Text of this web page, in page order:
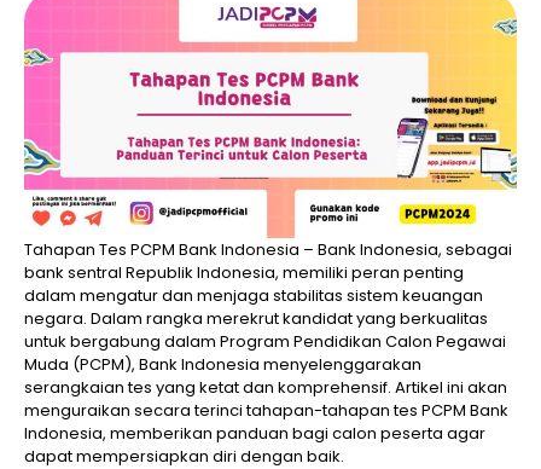
Tahapan Tes PCPM Bank Indonesia – Bank Indonesia, sebagai
bank sentral Republik Indonesia, memiliki peran penting
dalam mengatur dan menjaga stabilitas sistem keuangan
negara. Dalam rangka merekrut kandidat yang berkualitas
untuk bergabung dalam Program Pendidikan Calon Pegawai
Muda (PCPM), Bank Indonesia menyelenggarakan
serangkaian tes yang ketat dan komprehensif. Artikel ini akan
menguraikan secara terinci tahapan-tahapan tes PCPM Bank
Indonesia, memberikan panduan bagi calon peserta agar
dapat mempersiapkan diri dengan baik.